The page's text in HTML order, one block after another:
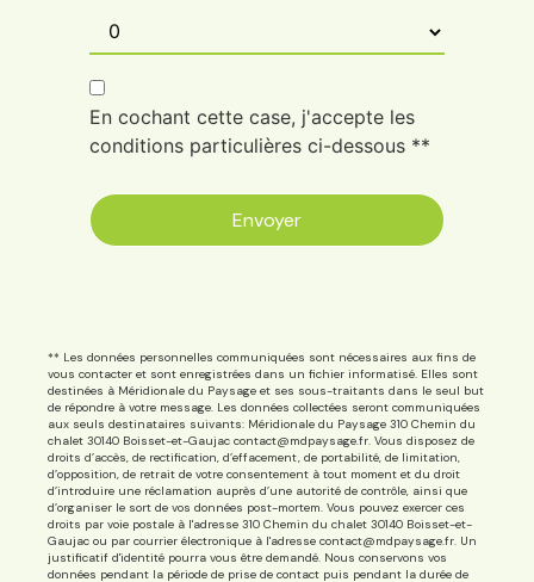
En cochant cette case, j'accepte les
conditions particulières ci-dessous **
Envoyer
** Les données personnelles communiquées sont nécessaires aux fins de
vous contacter et sont enregistrées dans un fichier informatisé. Elles sont
destinées à Méridionale du Paysage et ses sous-traitants dans le seul but
de répondre à votre message. Les données collectées seront communiquées
aux seuls destinataires suivants: Méridionale du Paysage 310 Chemin du
chalet 30140 Boisset-et-Gaujac contact@mdpaysage.fr. Vous disposez de
droits d’accès, de rectification, d’effacement, de portabilité, de limitation,
d’opposition, de retrait de votre consentement à tout moment et du droit
d’introduire une réclamation auprès d’une autorité de contrôle, ainsi que
d’organiser le sort de vos données post-mortem. Vous pouvez exercer ces
droits par voie postale à l'adresse 310 Chemin du chalet 30140 Boisset-et-
Gaujac ou par courrier électronique à l'adresse contact@mdpaysage.fr. Un
justificatif d'identité pourra vous être demandé. Nous conservons vos
données pendant la période de prise de contact puis pendant la durée de